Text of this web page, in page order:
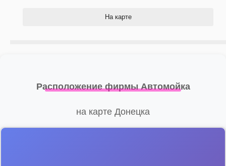
На карте
Расположение фирмы Автомойка
на карте Донецка